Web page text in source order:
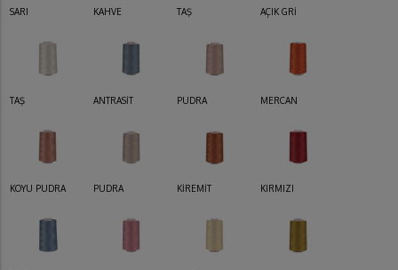
SARI KAHVE TAŞ AÇIK GRİ
TAŞ ANTRASİT PUDRA MERCAN
KOYU PUDRA PUDRA KİREMİT KIRMIZI